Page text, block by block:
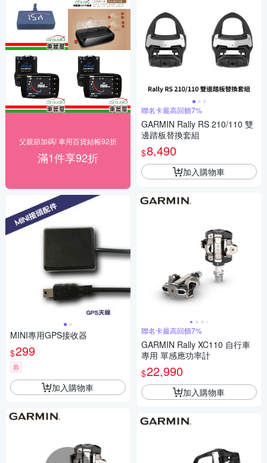
父親節加碼! 車用百貨結帳92折
滿1件享92折
MINI專用GPS接收器
$299
券
加入購物車
聯名卡最高回饋7%
GARMIN Rally RS 210/110 雙
邊踏板替換套組
$8,490
加入購物車
聯名卡最高回饋7%
GARMIN Rally XC110 自行車
專用 單感應功率計
$22,990
加入購物車